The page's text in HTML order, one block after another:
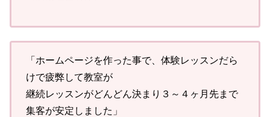
「ホームページを作った事で、体験レッスンだら
けで疲弊して教室が
継続レッスンがどんどん決まり３～４ヶ月先まで
集客が安定しました」